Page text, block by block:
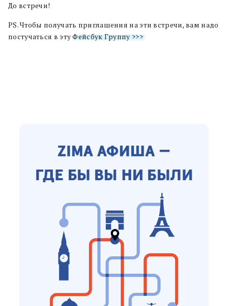
До встречи!
PS. Чтобы получать приглашения на эти встречи, вам надо
постучаться в этуФейсбук Группу >>>